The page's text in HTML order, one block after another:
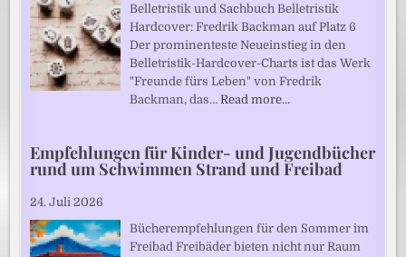
Belletristik und Sachbuch Belletristik
Hardcover: Fredrik Backman auf Platz 6
Der prominenteste Neueinstieg in den
Belletristik-Hardcover-Charts ist das Werk
"Freunde fürs Leben" von Fredrik
Backman, das…Read more…
Empfehlungen für Kinder- und Jugendbücher
rund um Schwimmen Strand und Freibad
24. Juli 2026
Bücherempfehlungen für den Sommer im
Freibad Freibäder bieten nicht nur Raum